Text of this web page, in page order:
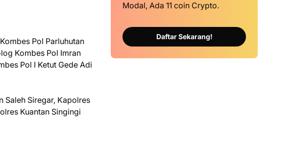
Pol Parluhutan
Kombes Pol Imran
Pol I Ketut Gede Adi
Saleh Siregar, Kapolres
Kuantan Singingi
Modal, Ada 11 coin Crypto.
Daftar Sekarang!